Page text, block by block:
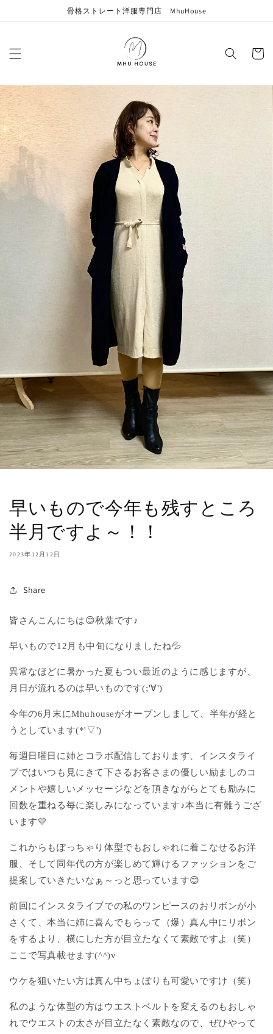
骨格ストレート洋服専門店 MhuHouse
ー
早いもので今年も残すところ
半月ですよ～！！
2023年12月12日
Share
皆さんこんにちは😊秋葉です♪
早いもので12月も中旬になりましたね💦
異常なほどに暑かった夏もつい最近のように感じますが、
月日が流れるのは早いものです(;'∀')
今年の6月末にMhuhouseがオープンしまして、半年が経と
うとしています(*'▽')
毎週日曜日に姉とコラボ配信しております、インスタライ
ブではいつも見にきて下さるお客さまの優しい励ましのコ
メントや嬉しいメッセージなどを頂きながらとても励みに
回数を重ねる毎に楽しみになっています♪本当に有難うござ
います💛
これからもぽっちゃり体型でもおしゃれに着こなせるお洋
服、そして同年代の方が楽しめて輝けるファッションをご
提案していきたいなぁ～っと思っています😊
前回にインスタライブでの私のワンピースのおリボンが小
さくて、本当に姉に喜んでもらって（爆）真ん中にリボン
をするより、横にした方が目立たなくて素敵ですよ（笑）
ここで写真載せます(^^)v
ウケを狙いたい方は真ん中ちょぼりも可愛いですけ（笑）
私のような体型の方はウエストベルトを変えるのもおしゃ
れでウエストの太さが目立たなく素敵なので、ぜひやって